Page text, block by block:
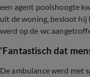
een agent poolshoogte
uit de woning, besloot
werd op de wc
'Fantastisch dat
De ambulance werd met